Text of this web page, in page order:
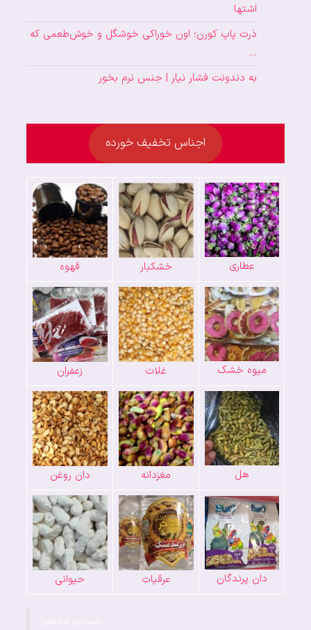
اشتها
ذرت پاپ کورن؛ اون خوراکی خوشگل و خوش‌طعمی که
…
به دندونت فشار نیار | جنس نرم بخور
اجناس تخفیف خورده
عطاری خشکبار قهوه
میوه خشک غلات زعفران
هل مغزدانه دان روغن
دان پرندگان عرقیات حیوانی